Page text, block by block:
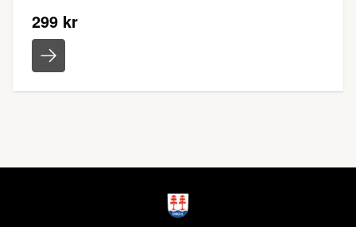
299 kr